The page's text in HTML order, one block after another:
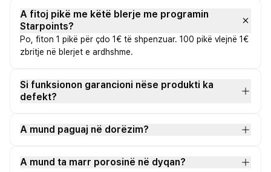
A fitoj pikë me këtë blerje me programin
Starpoints?
Po, fiton 1 pikë për çdo 1€ të shpenzuar. 100 pikë vlejnë 1€
zbritje në blerjet e ardhshme.
Si funksionon garancioni nëse produkti ka
defekt?
A mund paguaj në dorëzim?
A mund ta marr porosinë në dyqan?